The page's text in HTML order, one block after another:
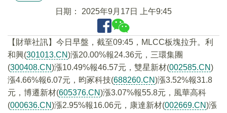
日期： 2025年9月17日 上午9:45
【財華社訊】今日早盤，截至09:45，MLCC板塊拉升。利
和興(301013.CN)漲20.00%報24.36元，三環集團
(300408.CN)漲10.49%報46.57元，雙星新材(002585.CN)
漲4.66%報6.07元，昀冢科技(688260.CN)漲3.52%報31.8
元，博遷新材(605376.CN)漲3.07%報55.8元，風華高科
(000636.CN)漲2.95%報16.06元，康達新材(002669.CN)漲